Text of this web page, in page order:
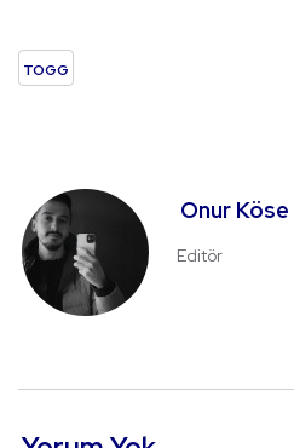
TOGG
Onur Köse
Editör